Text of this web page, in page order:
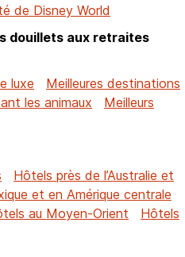
de Disney World
douillets aux retraites
luxe
Meilleures destinations
les animaux
Meilleurs
Hôtels près de l’Australie et
et en Amérique centrale
au Moyen-Orient
Hôtels